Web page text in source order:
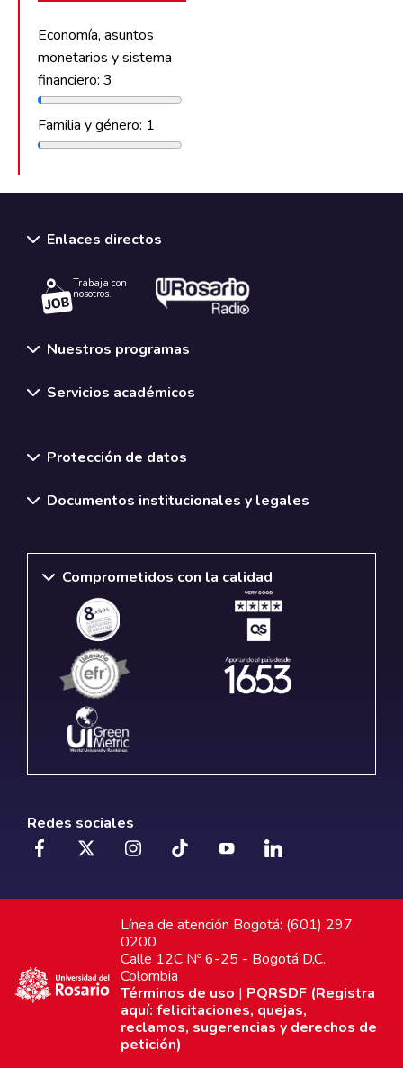
Economía, asuntos
monetarios y sistema
financiero: 3
Familia y género: 1
Enlaces directos
Trabaja con
nosotros.
Nuestros programas
Servicios académicos
Protección de datos
Documentos institucionales y legales
Comprometidos con la calidad
Redes sociales
Línea de atención Bogotá: (601) 297
0200
Calle 12C Nº 6-25 - Bogotá D.C.
Colombia
Términos de uso | PQRSDF (Registra
aquí: felicitaciones, quejas,
reclamos, sugerencias y derechos de
petición)